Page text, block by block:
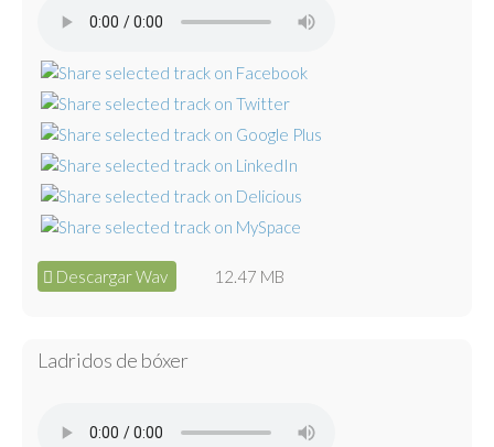
Descargar Wav 12.47 MB
Ladridos de bóxer